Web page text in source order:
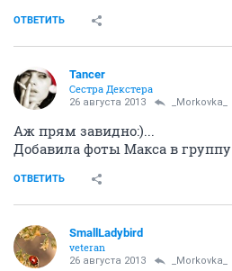
ОТВЕТИТЬ
Tancer
Сестра Декстера
26 августа 2013 _Morkovka_
Аж прям завидно:)...
Добавила фоты Макса в группу
ОТВЕТИТЬ
SmallLadybird
veteran
26 августа 2013 _Morkovka_